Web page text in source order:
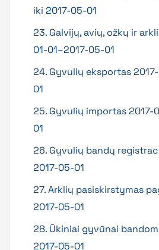
iki 2017-05-01
23. Galvijų, avių, ožkų ir
01-01–2017-05-01
24. Gyvulių eksportas
01
25. Gyvulių importas 2017-
01
26. Gyvulių bandų
2017-05-01
27. Arklių pasiskirstymas
2017-05-01
28. Ūkiniai gyvūnai
2017-05-01